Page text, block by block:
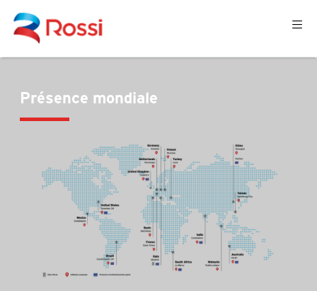
Présence mondiale